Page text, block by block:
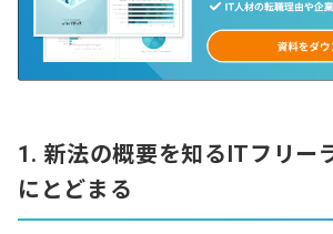
1. 新法の概要を知るITフリー
にとどまる